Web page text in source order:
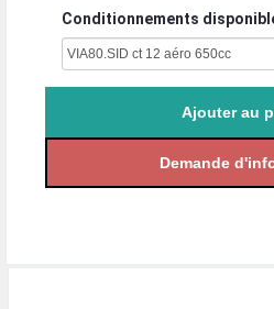
Conditionnements